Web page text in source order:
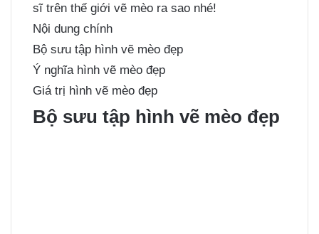
sĩ trên thế giới vẽ mèo ra sao nhé!
Nội dung chính
Bộ sưu tập hình vẽ mèo đẹp
Ý nghĩa hình vẽ mèo đẹp
Giá trị hình vẽ mèo đẹp
Bộ sưu tập hình vẽ mèo đẹp